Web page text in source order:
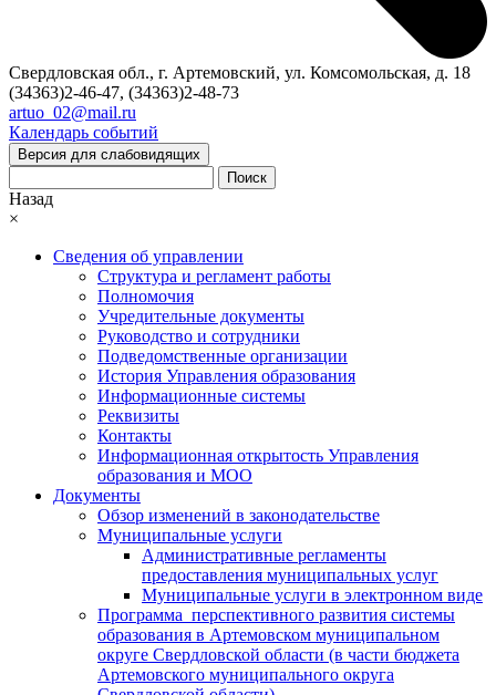
Свердловская обл., г. Артемовский, ул. Комсомольская, д. 18
(34363)2-46-47, (34363)2-48-73
artuo_02@mail.ru
Календарь событий
Версия для слабовидящих
Поиск
Назад
×
Сведения об управлении
Структура и регламент работы
Полномочия
Учредительные документы
Руководство и сотрудники
Подведомственные организации
История Управления образования
Информационные системы
Реквизиты
Контакты
Информационная открытость Управления
образования и МОО
Документы
Обзор изменений в законодательстве
Муниципальные услуги
Административные регламенты
предоставления муниципальных услуг
Муниципальные услуги в электронном виде
Программа перспективного развития системы
образования в Артемовском муниципальном
округе Свердловской области (в части бюджета
Артемовского муниципального округа